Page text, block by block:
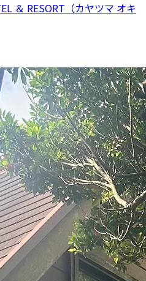
＆ RESORT（カヤツマ オキ